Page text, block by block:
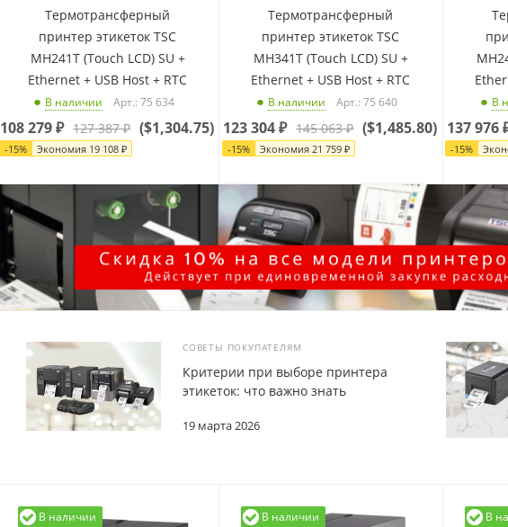
Термотрансферный
принтер этикеток TSC
MH241T (Touch LCD) SU +
Ethernet + USB Host + RTC
В наличии Арт.: 75 634
108 279₽ 127 387₽
-15% Экономия 19 108₽
($1,304.75)
Термотрансферный
принтер этикеток TSC
MH341T (Touch LCD) SU +
Ethernet + USB Host + RTC
В наличии Арт.: 75 640
123 304₽ 145 063₽
-15% Экономия 21 759₽
($1,485.80)
В
137 976
-15%
СОВЕТЫ ПОКУПАТЕЛЯМ
19 марта 2026
Критерии при выборе принтера
этикеток: что важно знать
В наличии
В наличии
В